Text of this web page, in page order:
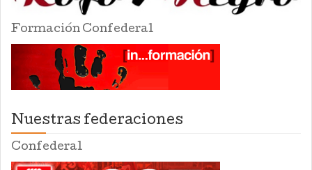
Formación Confederal
Nuestras federaciones
Confederal